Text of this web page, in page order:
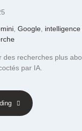
, Google,
des recherches plus
par IA.